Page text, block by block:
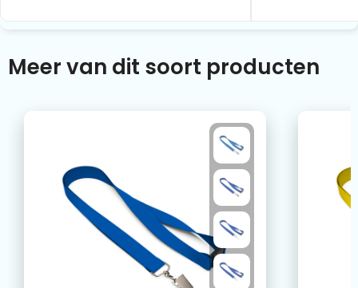
Meer van dit soort producten